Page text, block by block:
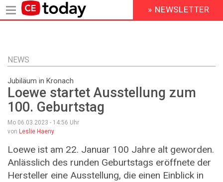
Inhalt
HEADER
MENU
» NEWSLETTER
NEWS
Jubiläum in Kronach
Loewe startet Ausstellung zum
100. Geburtstag
Mo 06.03.2023 - 14:56 Uhr
von Leslie Haeny
Loewe ist am 22. Januar 100 Jahre alt geworden.
Anlässlich des runden Geburtstags eröffnete der
Hersteller eine Ausstellung, die einen Einblick in